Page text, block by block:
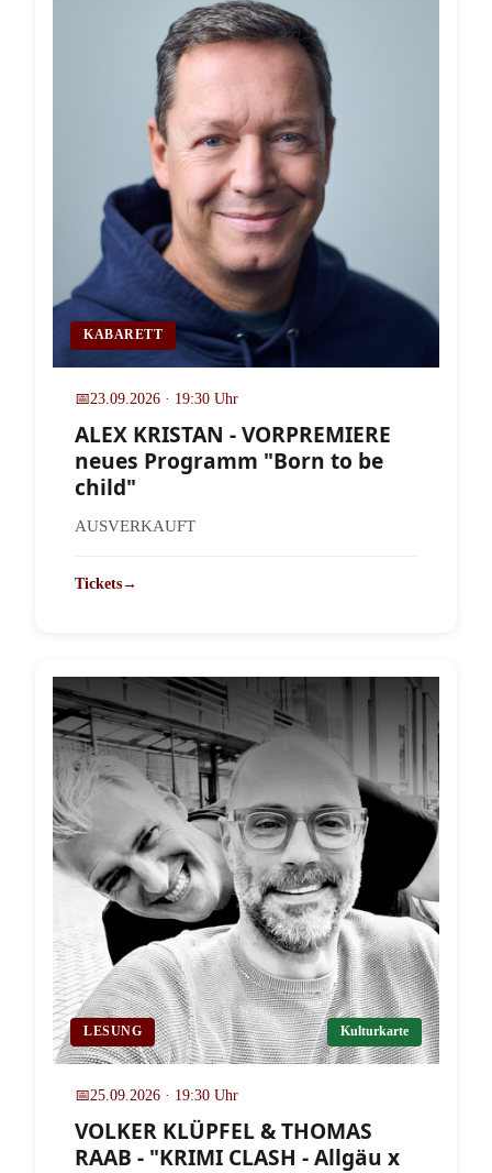
KABARETT
📅23.09.2026 · 19:30 Uhr
ALEX KRISTAN - VORPREMIERE
neues Programm "Born to be
child"
AUSVERKAUFT
Tickets→
LESUNG Kulturkarte
📅25.09.2026 · 19:30 Uhr
VOLKER KLÜPFEL & THOMAS
RAAB - "KRIMI CLASH - Allgäu x